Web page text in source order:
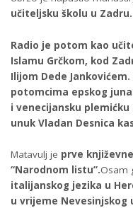
učiteljsku školu u Zadru.
Radio je potom kao
Islamu Grčkom, kod
Ilijom Dede Jankovićem.
potomcima epskog
i venecijansku
unuk Vladan Desnica
Matavulj je prve
“Narodnom listu”.Osam
italijanskog jezika u
u vrijeme Nevesinjskog